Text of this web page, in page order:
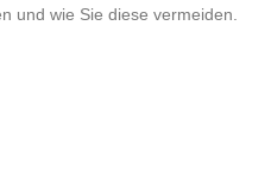
und wie Sie diese vermeiden.